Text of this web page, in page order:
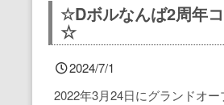
☆Dボルなんば2周年
☆
2024/7/1
2022年3月24日にグランドオ